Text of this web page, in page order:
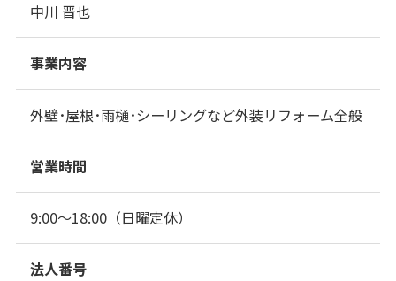
中川 晋也
事業内容
外壁･屋根･雨樋･シーリングなど外装リフォーム全般
営業時間
9:00～18:00（日曜定休）
法人番号